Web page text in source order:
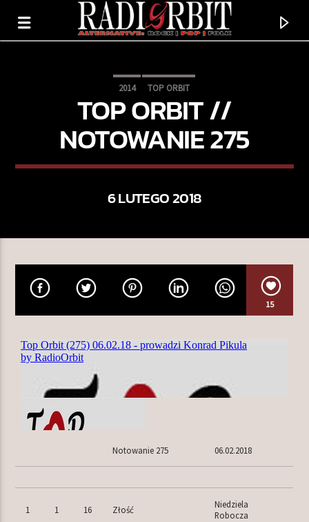
PELAGIA
DUSZNO
TERAZ W RAMÓWCE
EXTRA ORBIT
INDIE ORBIT
2014 TOP ORBIT
TOP ORBIT //
NOTOWANIE 275
6 LUTEGO 2018
15
Notowanie 275 06.02.2018
1 1 16 Złość
Niedziela
Robocza